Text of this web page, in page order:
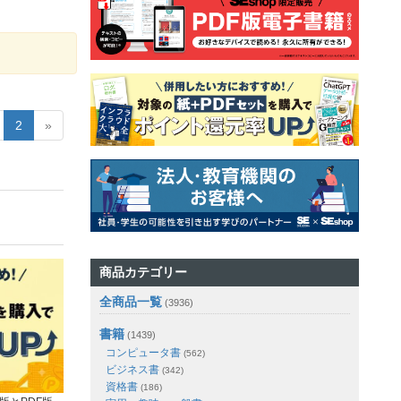
2 »
商品カテゴリー
全商品一覧 (3936)
書籍 (1439)
コンピュータ書 (562)
ビジネス書 (342)
資格書 (186)